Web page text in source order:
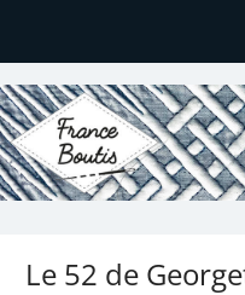
France Boutis
Le site de France Boutis
Le 52 de